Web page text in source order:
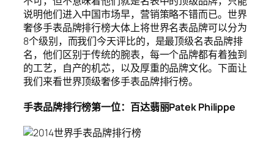
说明他们进入中国市场早，营销策略不错而已。世界
奢侈手表品牌排行榜大体上将世界名表品牌可以分为
8个级别，而我们今天评比的，是最顶级名表品牌排
名，他们区别于传统的腕表，每一个品牌都有着独到
的工艺，自产的机芯，以及厚重的品牌文化。下面让
我们来看世界顶级奢侈手表品牌排行榜。
手表品牌排行榜第一位：百达翡丽Patek Philippe